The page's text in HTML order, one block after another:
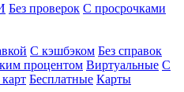
Без проверок С просрочками
С кэшбэком Без справок
процентом Виртуальные С
Бесплатные Карты